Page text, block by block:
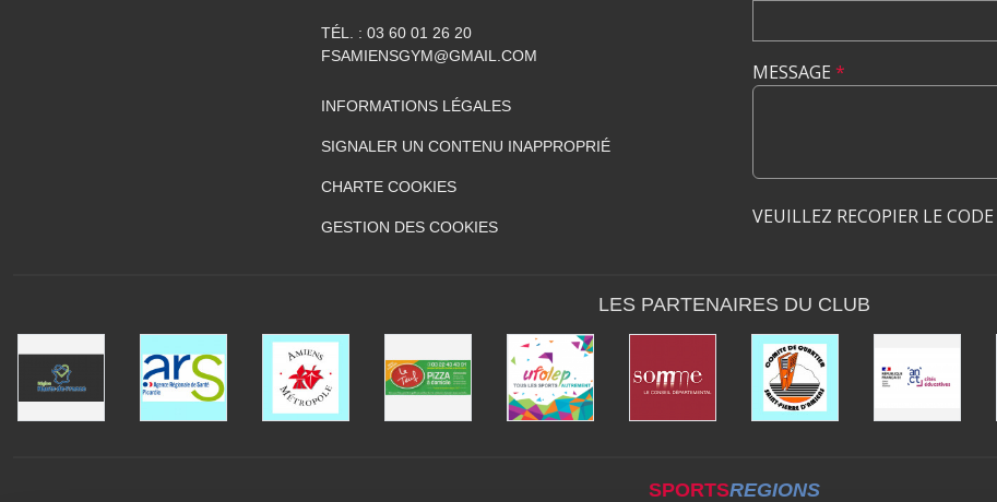
TÉL. : 03 60 01 26 20
FSAMIENSGYM@GMAIL.COM
INFORMATIONS LÉGALES
SIGNALER UN CONTENU INAPPROPRIÉ
CHARTE COOKIES
GESTION DES COOKIES
MESSAGE *
VEUILLEZ RECOPIER LE CODE
LES PARTENAIRES DU CLUB
SPORTSREGIONS